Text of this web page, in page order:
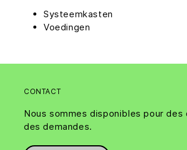
Systeemkasten
Voedingen
CONTACT
Nous sommes disponibles pour des
des demandes.